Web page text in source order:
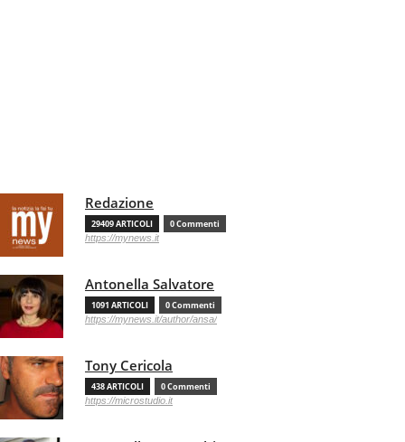
Redazione
29409 ARTICOLI 0 Commenti
https://mynews.it
Antonella Salvatore
1091 ARTICOLI 0 Commenti
https://mynews.it/author/ansa/
Tony Cericola
438 ARTICOLI 0 Commenti
https://microstudio.it